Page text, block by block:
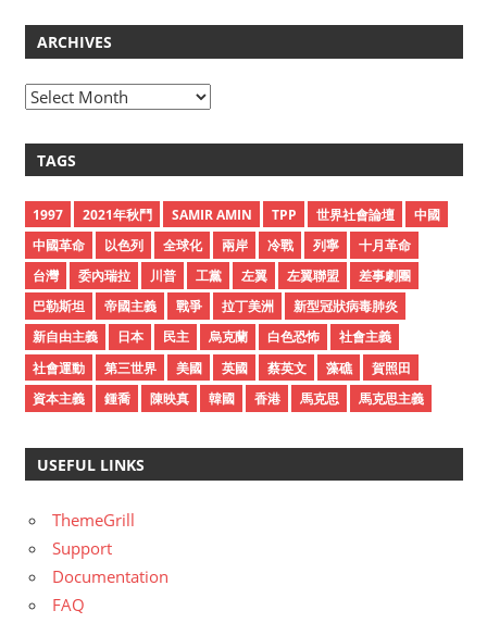
ARCHIVES
A
h
v
e
s
TAGS
1997 2021年秋鬥 SAMIR AMIN TPP 世界社會論壇
中國
中國革命
以色列 全球化 兩岸 冷戰 列寧
十月革命
台灣
委內瑞拉 川普 工黨 左翼 左翼聯盟
差事劇團
巴勒斯坦
帝國主義 戰爭 拉丁美洲
新型冠狀病毒肺炎
新自由主義
日本 民主 烏克蘭 白色恐怖
社會主義
社會運動
第三世界 美國 英國 蔡英文 藻礁
賀照田
資本主義
鍾喬 陳映真 韓國 香港 馬克思 馬克思主義
USEFUL LINKS
ThemeGrill
Support
Documentation
FAQ